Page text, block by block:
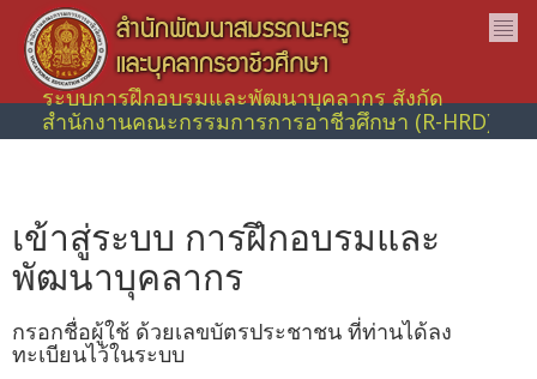
ระบบการฝึกอบรมและพัฒนาบุคลากร สังกัด
สำนักงานคณะกรรมการการอาชีวศึกษา (R-HRD)
เข้าสู่ระบบ การฝึกอบรมและ
พัฒนาบุคลากร
กรอกชื่อผู้ใช้ ด้วยเลขบัตรประชาชน ที่ท่านได้ลง
ทะเบียนไว้ในระบบ